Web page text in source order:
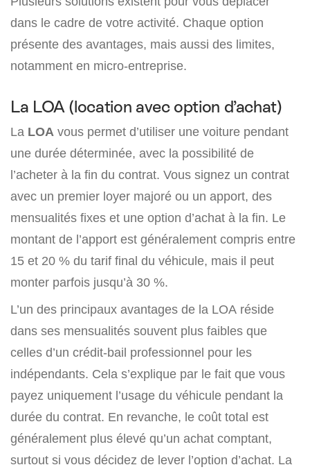
dans le cadre de votre activité. Chaque option
présente des avantages, mais aussi des limites,
notamment en micro-entreprise.
La LOA (location avec option d’achat)
La LOA vous permet d’utiliser une voiture pendant
une durée déterminée, avec la possibilité de
l’acheter à la fin du contrat. Vous signez un contrat
avec un premier loyer majoré ou un apport, des
mensualités fixes et une option d’achat à la fin. Le
montant de l’apport est généralement compris entre
15 et 20 % du tarif final du véhicule, mais il peut
monter parfois jusqu’à 30 %.
L’un des principaux avantages de la LOA réside
dans ses mensualités souvent plus faibles que
celles d’un crédit-bail professionnel pour les
indépendants. Cela s’explique par le fait que vous
payez uniquement l’usage du véhicule pendant la
durée du contrat. En revanche, le coût total est
généralement plus élevé qu’un achat comptant,
surtout si vous décidez de lever l’option d’achat. La